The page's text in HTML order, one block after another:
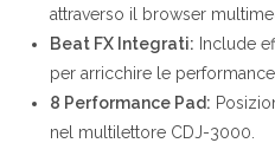
attraverso il browser
Beat FX Integrati: Include
per arricchire le performance.
8 Performance Pad:
nel multilettore CDJ-3000.